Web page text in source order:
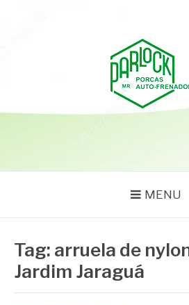
MENU
Tag: arruela de
Jardim Jaraguá